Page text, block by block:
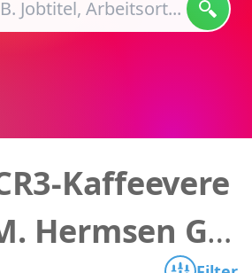
Kaffeevere
Hermsen Gm